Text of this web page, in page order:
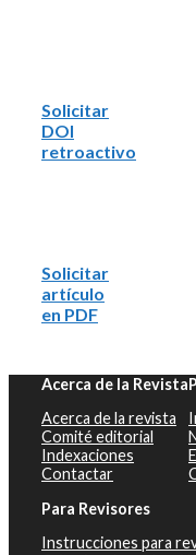
Solicitar
DOI
retroactivo
Solicitar
artículo
en PDF
Acerca de la Revista
Acerca de la revista
Comité editorial
Indexaciones
Contactar
Para Revisores
Instrucciones para